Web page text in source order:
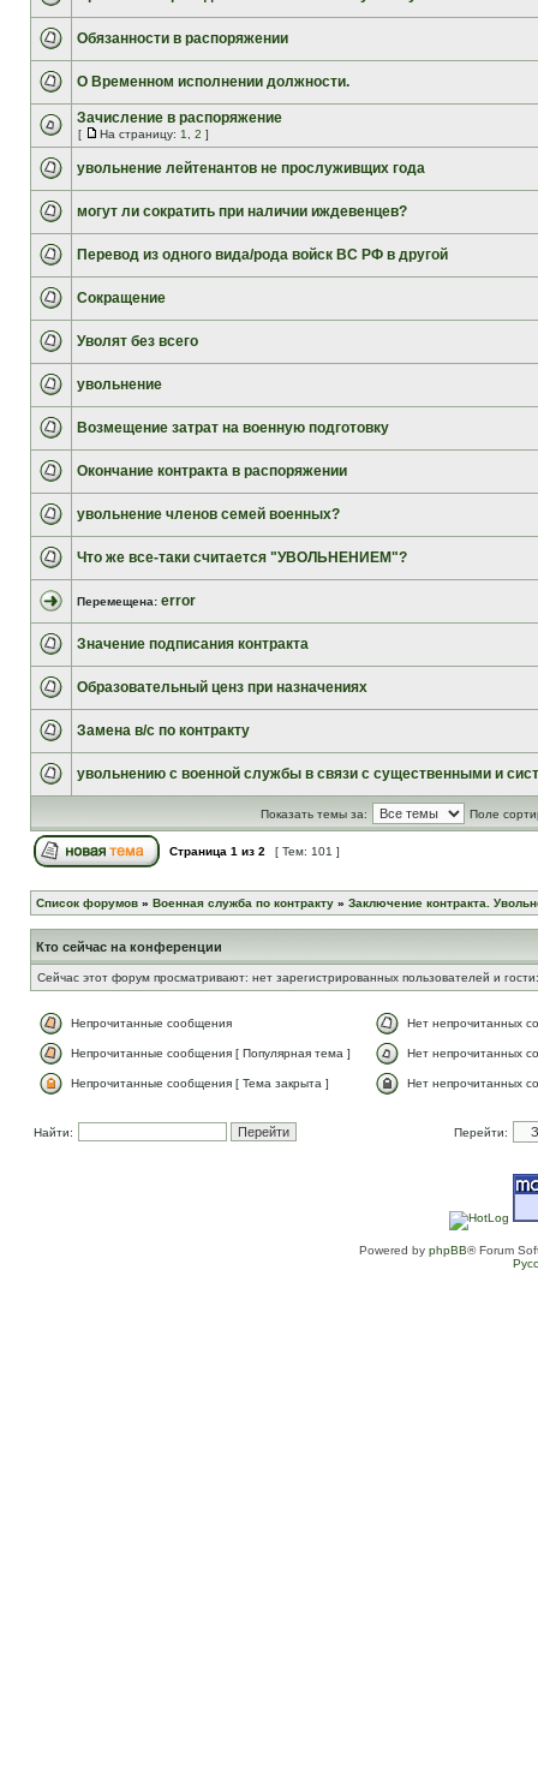
Обязанности в распоряжении
О Временном исполнении должности.
Зачисление в распоряжение
[ На страницу: 1 2 ]
увольнение лейтенантов не прослуживщих года
могут ли сократить при наличии иждевенцев?
Перевод из одного вида/рода войск ВС РФ в другой
Сокращение
Уволят без всего
увольнение
Возмещение затрат на военную подготовку
Окончание контракта в распоряжении
увольнение членов семей военных?
Что же все-таки считается "УВОЛЬНЕНИЕМ"?
Перемещена: error
Значение подписания контракта
Образовательный ценз при назначениях
Замена в/с по контракту
увольнению с военной службы в связи с существенными и
Показать темы за: Поле
Страница 1 из 2 [ Тем: 101 ]
Список форумов » Военная служба по контракту » Заключение контракта.
Кто сейчас на конференции
Сейчас этот форум просматривают: нет зарегистрированных пользователей и
Непрочитанные сообщения Нет непрочитанных
Непрочитанные сообщения [ Популярная тема ] Нет непрочитанных
Непрочитанные сообщения [ Тема закрыта ] Нет непрочитанных
Найти: Перейти:
Powered by phpBB® Forum